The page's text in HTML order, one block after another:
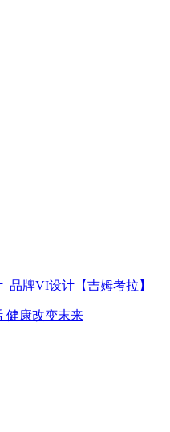
品牌VI设计【吉姆考拉】
健康改变末来